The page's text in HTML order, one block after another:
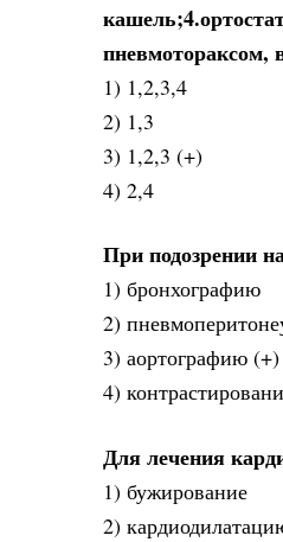
пневмотораксом,
1) 1,2,3,4
2) 1,3
3) 1,2,3 (+)
4) 2,4
При подозрении
1) бронхографию
2)
3) аортографию (+)
4)
Для лечения
1) бужирование
2)